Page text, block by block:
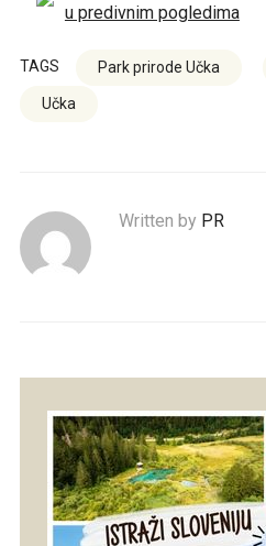
u predivnim pogledima
TAGS Park prirode Učka
Učka
Written by PR